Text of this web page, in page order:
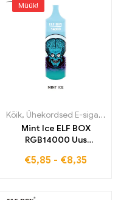
e-sigaretid Eestis
Müük!
Kõik, Ühekordsed E-sigaretid
Mint Ice ELF BOX
RGB14000 Uus
stiilsete RGB-
€5,85 - €8,35